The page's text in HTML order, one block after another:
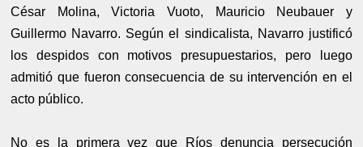
César Molina, Victoria Vuoto, Mauricio Neubauer y
Guillermo Navarro. Según el sindicalista, Navarro justificó
los despidos con motivos presupuestarios, pero luego
admitió que fueron consecuencia de su intervención en el
acto público.
No es la primera vez que Ríos denuncia persecución